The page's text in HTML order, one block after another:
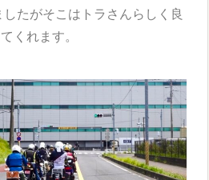
たがそこはトラさんらしく良
くれます。